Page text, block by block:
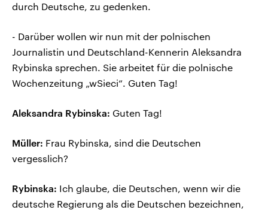
durch Deutsche, zu gedenken.
- Darüber wollen wir nun mit der polnischen
Journalistin und Deutschland-Kennerin Aleksandra
Rybinska sprechen. Sie arbeitet für die polnische
Wochenzeitung „wSieci“. Guten Tag!
Aleksandra Rybinska: Guten Tag!
Müller: Frau Rybinska, sind die Deutschen
vergesslich?
Rybinska: Ich glaube, die Deutschen, wenn wir die
deutsche Regierung als die Deutschen bezeichnen,